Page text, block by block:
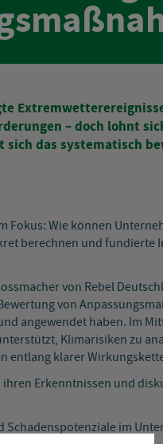
– doch lohnt
sich das systematisch
Fokus: Wie können
berechnen und fundierte
von Rebel
von
angewendet haben. Im
Klimarisiken zu
entlang klarer
Erkenntnissen und
Schadenspotenziale im